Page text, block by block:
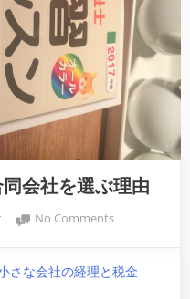
会社を選ぶ理由
No Commentson
の
さな会社の経理と税金